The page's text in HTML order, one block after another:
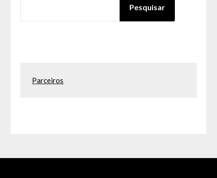
Pesquisar
Parceiros